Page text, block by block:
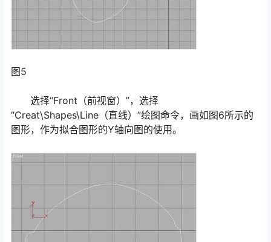
图5
选择“Front（前视窗）”，选择
“Creat\Shapes\Line（直线）”绘图命令，画如图6所示的
图形，作为拟合图形的Y轴向图的使用。